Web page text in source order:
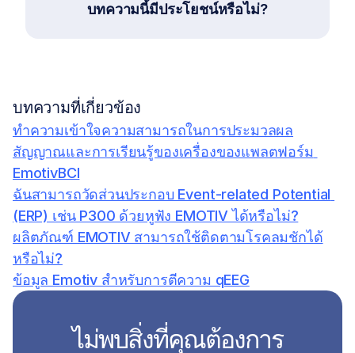
บทความนี้มีประโยชน์หรือไม่?
บทความที่เกี่ยวข้อง
ทำความเข้าใจความสามารถในการประมวลผล
สัญญาณและการเรียนรู้ของเครื่องของแพลตฟอร์ม
EmotivBCI
ฉันสามารถวัดส่วนประกอบ Event-related Potential
(ERP) เช่น P300 ด้วยหูฟัง EMOTIV ได้หรือไม่?
ผลิตภัณฑ์ EMOTIV สามารถใช้ติดตามโรคลมชักได้
หรือไม่?
ข้อมูล Emotiv สำหรับการตีความ qEEG
ไม่พบสิ่งที่คุณต้องการ